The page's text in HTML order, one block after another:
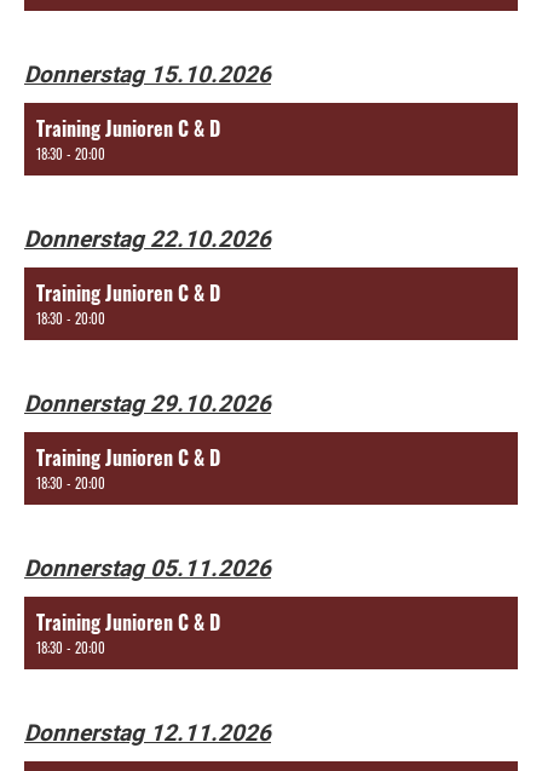
Donnerstag 15.10.2026
Training Junioren C & D
18:30 - 20:00
Donnerstag 22.10.2026
Training Junioren C & D
18:30 - 20:00
Donnerstag 29.10.2026
Training Junioren C & D
18:30 - 20:00
Donnerstag 05.11.2026
Training Junioren C & D
18:30 - 20:00
Donnerstag 12.11.2026